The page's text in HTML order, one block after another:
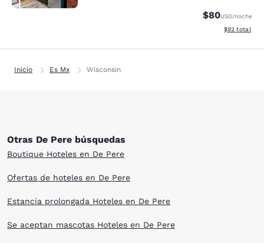
$80USD/noche
Ver detalles
$92 total
Inicio Es Mx Wisconsin
Otras De Pere búsquedas
Boutique Hoteles en De Pere
Ofertas de hoteles en De Pere
Estancia prolongada Hoteles en De Pere
Se aceptan mascotas Hoteles en De Pere